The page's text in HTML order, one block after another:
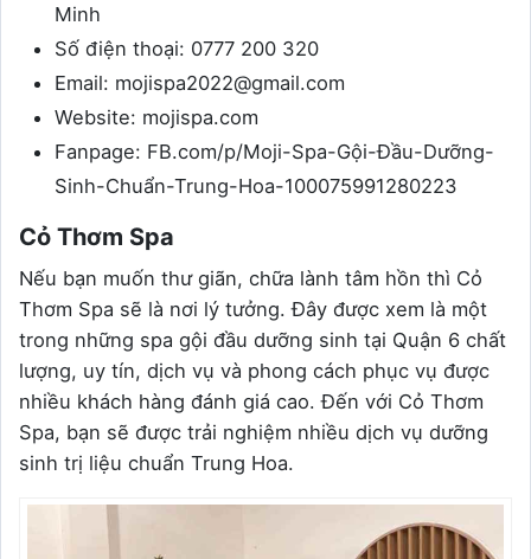
Minh
Số điện thoại: 0777 200 320
Email: mojispa2022@gmail.com
Website: mojispa.com
Fanpage: FB.com/p/Moji-Spa-Gội-Đầu-Dưỡng-
Sinh-Chuẩn-Trung-Hoa-100075991280223
Cỏ Thơm Spa
Nếu bạn muốn thư giãn, chữa lành tâm hồn thì Cỏ
Thơm Spa sẽ là nơi lý tưởng. Đây được xem là một
trong những spa gội đầu dưỡng sinh tại Quận 6 chất
lượng, uy tín, dịch vụ và phong cách phục vụ được
nhiều khách hàng đánh giá cao. Đến với Cỏ Thơm
Spa, bạn sẽ được trải nghiệm nhiều dịch vụ dưỡng
sinh trị liệu chuẩn Trung Hoa.